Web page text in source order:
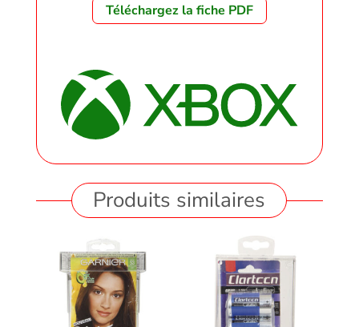
Téléchargez la fiche PDF
Produits similaires